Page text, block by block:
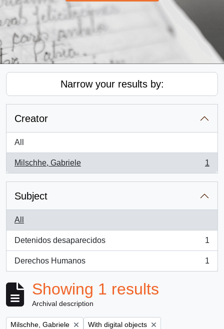
Narrow your results by:
Creator
All
Milschhe, Gabriele
, 1 results
1
Subject
All
Detenidos desaparecidos
, 1 results
1
Derechos Humanos
, 1 results
1
Showing 1 results
Archival description
Remove filter:
Milschhe, Gabriele Remove filter:
With digital objects